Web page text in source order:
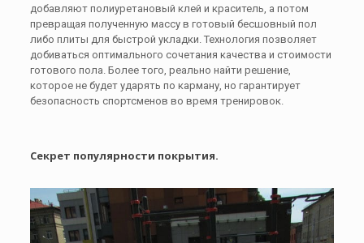
добавляют полиуретановый клей и краситель, а потом
превращая полученную массу в готовый бесшовный пол
либо плиты для быстрой укладки. Технология позволяет
добиваться оптимального сочетания качества и стоимости
готового пола. Более того, реально найти решение,
которое не будет ударять по карману, но гарантирует
безопасность спортсменов во время тренировок.
Секрет популярности покрытия.